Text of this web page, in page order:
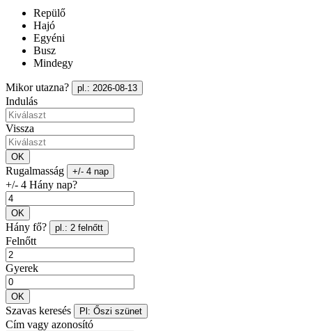
Repülő
Hajó
Egyéni
Busz
Mindegy
Mikor utazna? pl.: 2026-08-13
Indulás
Vissza
OK
Rugalmasság +/- 4 nap
+/- 4 Hány nap?
OK
Hány fő? pl.: 2 felnőtt
Felnőtt
Gyerek
OK
Szavas keresés Pl: Őszi szünet
Cím vagy azonosító